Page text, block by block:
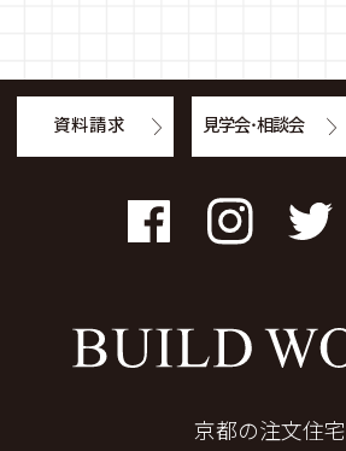
FacebookInstagramTwitter
京都の注文住宅
資料請求 見学会・相談会